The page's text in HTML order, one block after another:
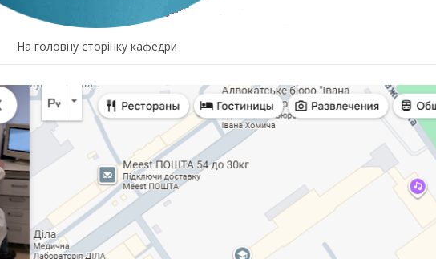
На головну сторінку кафедри